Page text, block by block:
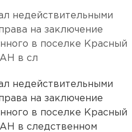
недействительными
на заключение
в поселке Красный
в сл
недействительными
на заключение
в поселке Красный
в следственном